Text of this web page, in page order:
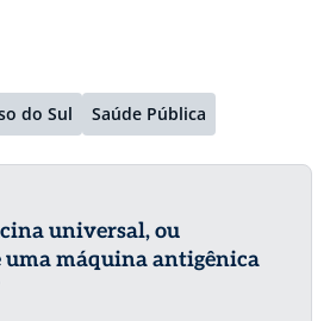
do Sul Saúde Pública
universal, ou
uma máquina antigênica